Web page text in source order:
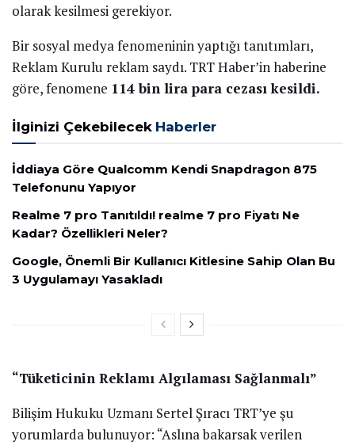
olarak kesilmesi gerekiyor.
Bir sosyal medya fenomeninin yaptığı tanıtımları,
Reklam Kurulu reklam saydı. TRT Haber’in haberine
göre, fenomene 114 bin lira para cezası kesildi.
İlginizi Çekebilecek Haberler
İddiaya Göre Qualcomm Kendi Snapdragon 875
Telefonunu Yapıyor
Realme 7 pro Tanıtıldı! realme 7 pro Fiyatı Ne
Kadar? Özellikleri Neler?
Google, Önemli Bir Kullanıcı Kitlesine Sahip Olan Bu
3 Uygulamayı Yasakladı
“Tüketicinin Reklamı Algılaması Sağlanmalı”
Bilişim Hukuku Uzmanı Sertel Şıracı TRT’ye şu
yorumlarda bulunuyor: “Aslına bakarsak verilen